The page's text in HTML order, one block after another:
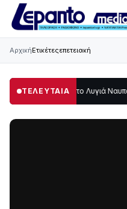
ΑρχικήΕτικέτεςεπετειακή
ΤΕΛΕΥΤΑΙΑ
στο Λυγιά Ναυπάκτου12:08